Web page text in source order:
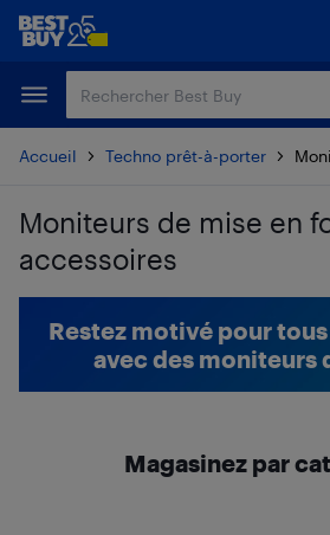
Passer
principal
Passer
Accueil Techno prêt-à-porter
Moniteurs de mise en
accessoires
Restez motivé pour
avec des moniteurs
Magasinez par